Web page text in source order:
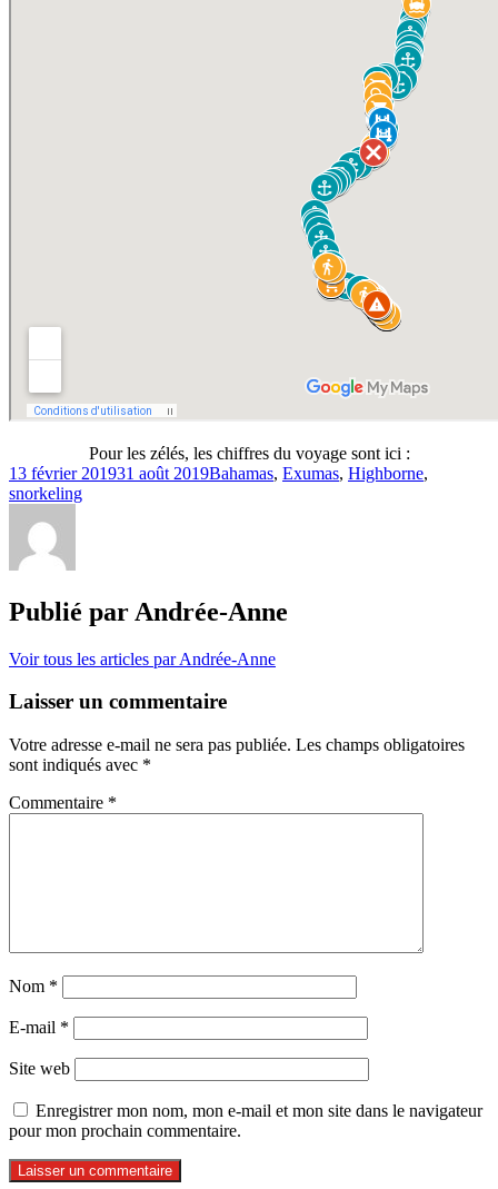
Pour les zélés, les chiffres du voyage sont ici :
13 février 201931 août 2019Bahamas, Exumas, Highborne,
snorkeling
Publié par Andrée-Anne
Voir tous les articles par Andrée-Anne
Laisser un commentaire
Votre adresse e-mail ne sera pas publiée. Les champs obligatoires
sont indiqués avec *
Commentaire *
Nom *
E-mail *
Site web
Enregistrer mon nom, mon e-mail et mon site dans le navigateur
pour mon prochain commentaire.